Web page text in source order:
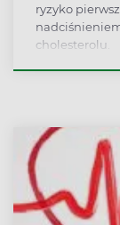
ryzyko
cholesterolu.